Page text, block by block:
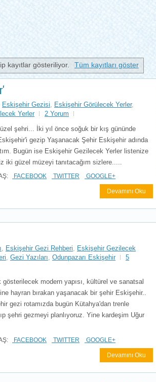
kayıtlar gösteriliyor. Tüm kayıtları göster
Eskişehir Gezisi Eskişehir Görülecek Yerler,
Yerler
2 Yorum
şehri... İki yıl önce soğuk bir kış gününde
gezip Yaşanacak Şehir Eskişehir adında
Bugün ise Eskişehir Gezilecek Yerler listenize
iki güzel müzeyi tanıtacağım sizlere.....
FACEBOOK TWITTER GOOGLE+
Devamını Oku
Eskişehir Gezi Rehberi
Eskişehir Gezilecek
Gezi Yazıları Odunpazarı Eskişehir
5
gösterilecek modern yapısı, kültürel ve sanatsal
hayran bırakan yaşanacak bir şehir Eskişehir..
gezi rotamızda bugün Kütahya'dan trenle
şehri gezmeyi planlıyoruz. Yine kardeşim Uğur
FACEBOOK TWITTER GOOGLE+
Devamını Oku